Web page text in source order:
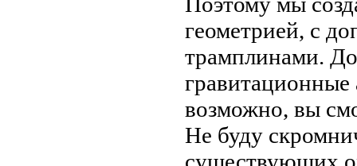
геометрией, с
трамплинами.
гравитационные
возможно, вы
Не буду